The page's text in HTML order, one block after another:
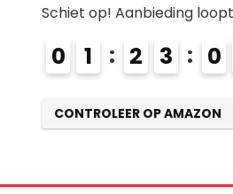
Schiet op! Aanbieding
0 2 2 3 0
CONTROLEER OP AMAZON